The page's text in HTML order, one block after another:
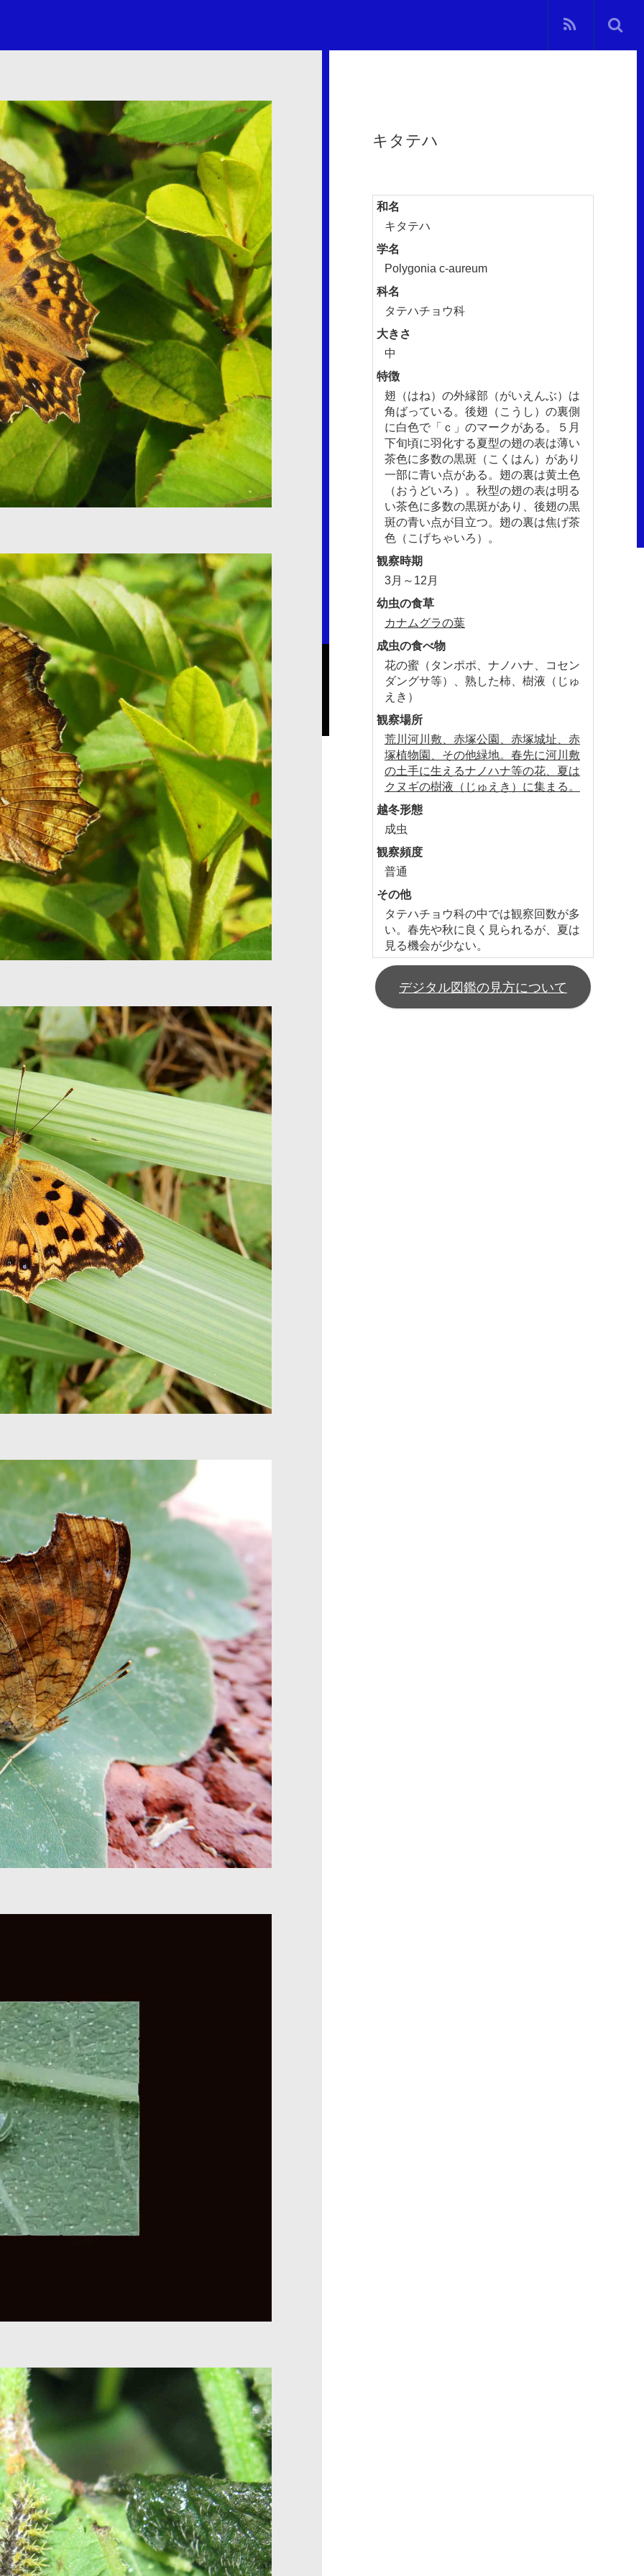
キタテハ
和名
キタテハ
学名
Polygonia c-aureum
科名
タテハチョウ科
大きさ
中
特徴
翅（はね）の外縁部（がいえんぶ）は
角ばっている。後翅（こうし）の裏側
に白色で「ｃ」のマークがある。５月
下旬頃に羽化する夏型の翅の表は薄い
茶色に多数の黒斑（こくはん）があり
一部に青い点がある。翅の裏は黄土色
（おうどいろ）。秋型の翅の表は明る
い茶色に多数の黒斑があり、後翅の黒
斑の青い点が目立つ。翅の裏は焦げ茶
色（こげちゃいろ）。
観察時期
3月～12月
幼虫の食草
カナムグラの葉
成虫の食べ物
花の蜜（タンポポ、ナノハナ、コセン
ダングサ等）、熟した柿、樹液（じゅ
えき）
観察場所
荒川河川敷、赤塚公園、赤塚城址、赤
塚植物園、その他緑地。春先に河川敷
の土手に生えるナノハナ等の花、夏は
クヌギの樹液（じゅえき）に集まる。
越冬形態
成虫
観察頻度
普通
その他
タテハチョウ科の中では観察回数が多
い。春先や秋に良く見られるが、夏は
見る機会が少ない。
デジタル図鑑の見方について